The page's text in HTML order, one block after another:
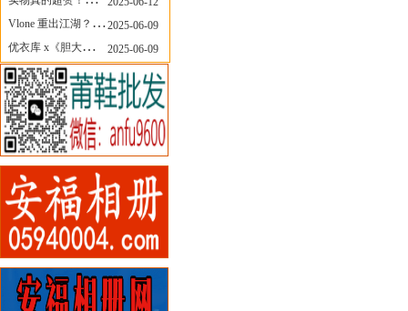
Vlone 重出江湖？突然又要联名，谁能想到！
2025-06-09
优衣库 x《胆大党》新品公布，第二季联动周边来了！
2025-06-09